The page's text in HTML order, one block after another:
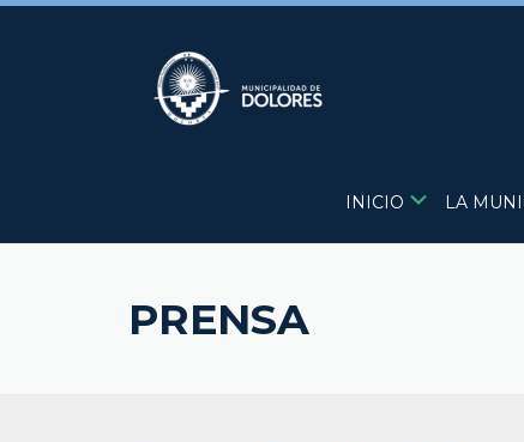
Skip
INICIO LA
PRENSA